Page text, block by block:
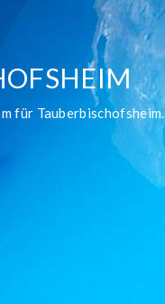
für Tauberbischofsheim.